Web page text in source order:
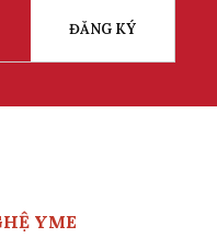
ĐĂNG KÝ
YME